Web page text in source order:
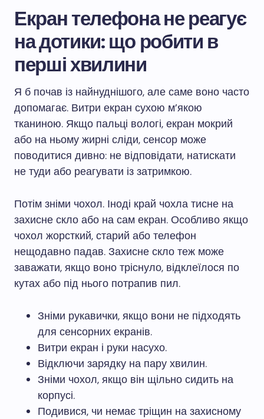
Екран телефона не реагує
на дотики: що робити в
перші хвилини
Я б почав із найнуднішого, але саме воно часто
допомагає. Витри екран сухою м’якою
тканиною. Якщо пальці вологі, екран мокрий
або на ньому жирні сліди, сенсор може
поводитися дивно: не відповідати, натискати
не туди або реагувати із затримкою.
Потім зніми чохол. Іноді край чохла тисне на
захисне скло або на сам екран. Особливо якщо
чохол жорсткий, старий або телефон
нещодавно падав. Захисне скло теж може
заважати, якщо воно тріснуло, відклеїлося по
кутах або під нього потрапив пил.
Зніми рукавички, якщо вони не підходять
для сенсорних екранів.
Витри екран і руки насухо.
Відключи зарядку на пару хвилин.
Зніми чохол, якщо він щільно сидить на
корпусі.
Подивися, чи немає тріщин на захисному